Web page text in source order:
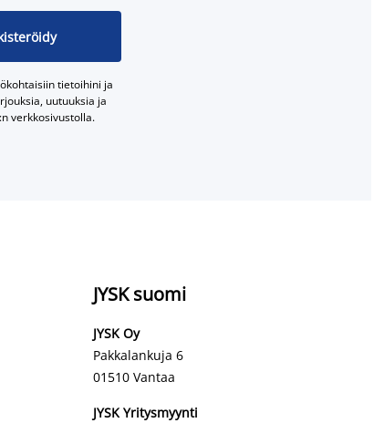
tietoihini ja
uutuuksia ja
verkkosivustolla.
JYSK suomi
JYSK Oy
Pakkalankuja 6
01510 Vantaa
JYSK Yritysmyynti